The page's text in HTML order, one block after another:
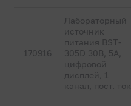
170916
Лабораторный
источник
питания BST-
305D 30В, 5А,
цифровой
дисплей, 1
канал, пост. ток